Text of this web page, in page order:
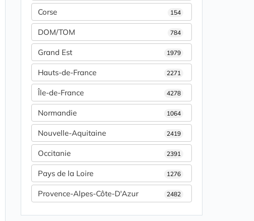
Corse 154
DOM/TOM 784
Grand Est 1979
Hauts-de-France 2271
Île-de-France 4278
Normandie 1064
Nouvelle-Aquitaine 2419
Occitanie 2391
Pays de la Loire 1276
Provence-Alpes-Côte-D'Azur 2482